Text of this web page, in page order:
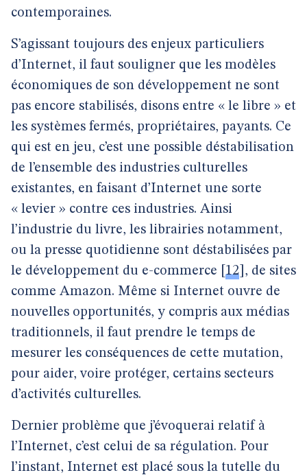
contemporaines.
S’agissant toujours des enjeux particuliers
d’Internet, il faut souligner que les modèles
économiques de son développement ne sont
pas encore stabilisés, disons entre « le libre » et
les systèmes fermés, propriétaires, payants. Ce
qui est en jeu, c’est une possible déstabilisation
de l’ensemble des industries culturelles
existantes, en faisant d’Internet une sorte
« levier » contre ces industries. Ainsi
l’industrie du livre, les librairies notamment,
ou la presse quotidienne sont déstabilisées par
le développement du e-commerce
12 , de sites
comme Amazon. Même si Internet ouvre de
nouvelles opportunités, y compris aux médias
traditionnels, il faut prendre le temps de
mesurer les conséquences de cette mutation,
pour aider, voire protéger, certains secteurs
d’activités culturelles.
Dernier problème que j’évoquerai relatif à
l’Internet, c’est celui de sa régulation. Pour
l’instant, Internet est placé sous la tutelle du